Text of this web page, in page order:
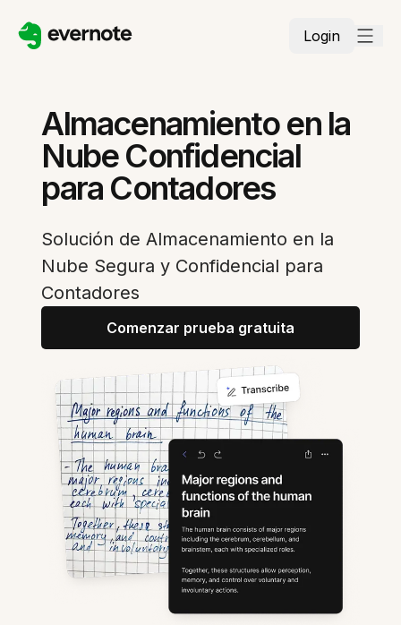
Login
Almacenamiento en la
Nube Confidencial
para Contadores
Solución de Almacenamiento en la
Nube Segura y Confidencial para
Contadores
Comenzar prueba gratuita